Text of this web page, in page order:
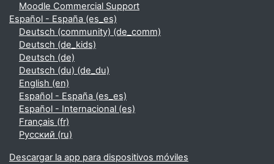
Moodle Commercial Support
Español - España ‎(es_es)‎
Deutsch (community) ‎(de_comm)‎
Deutsch ‎(de_kids)‎
Deutsch ‎(de)‎
Deutsch (du) ‎(de_du)‎
English ‎(en)‎
Español - España ‎(es_es)‎
Español - Internacional ‎(es)‎
Français ‎(fr)‎
Русский ‎(ru)‎
Descargar la app para dispositivos móviles